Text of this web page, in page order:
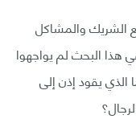
الشريك والمشاكل
هذا البحث لم يواجهوا
الذي يقود إذن إلى